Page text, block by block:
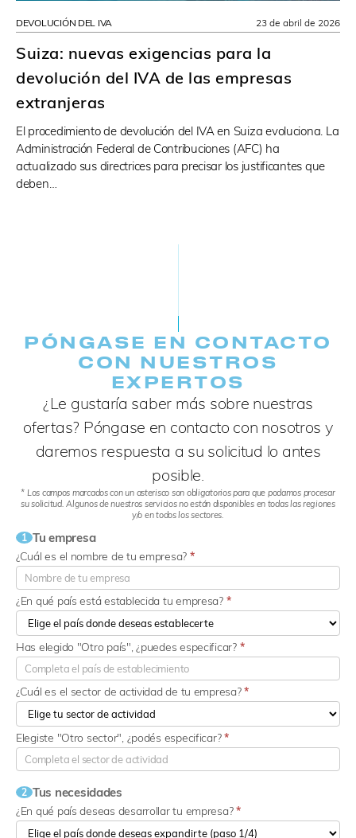
DEVOLUCIÓN DEL IVA
Suiza: nuevas exigencias para la
devolución del IVA de las empresas
extranjeras
El procedimiento de devolución del IVA en Suiza evoluciona. La
Administración Federal de Contribuciones (AFC) ha
actualizado sus directrices para precisar los justificantes que
deben…
23 de abril de 2026
PÓNGASE EN CONTACTO
CON NUESTROS
EXPERTOS
¿Le gustaría saber más sobre nuestras
ofertas? Póngase en contacto con nosotros y
daremos respuesta a su solicitud lo antes
posible.
* Los campos marcados con un asterisco son obligatorios para que podamos procesar
su solicitud. Algunos de nuestros servicios no están disponibles en todas las regiones
y/o en todos los sectores.
1 Tu empresa
¿Cuál es el nombre de tu empresa? *
¿En qué país está establecida tu empresa? *
¿Cuál es el sector de actividad de tu empresa?*
Has elegido "Otro país", ¿puedes especificar? *
Elegiste "Otro sector", ¿podés especificar?*
2 Tus necesidades
¿En qué país deseas desarrollar tu empresa?*